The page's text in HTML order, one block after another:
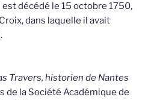
décédé le 15 octobre 1750,
dans laquelle il avait
Travers, historien de Nantes
de la Société Académique de